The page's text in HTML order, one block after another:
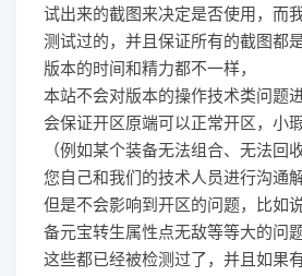
试出来的截图来决定是否使用，而
测试过的，并且保证所有的截图都
版本的时间和精力都不一样，
本站不会对版本的操作技术类问题
会保证开区原端可以正常开区，小
（例如某个装备无法组合、无法回
您自己和我们的技术人员进行沟通解
但是不会影响到开区的问题，比如
备元宝转生属性点无敌等等大的问
这些都已经被检测过了，并且如果